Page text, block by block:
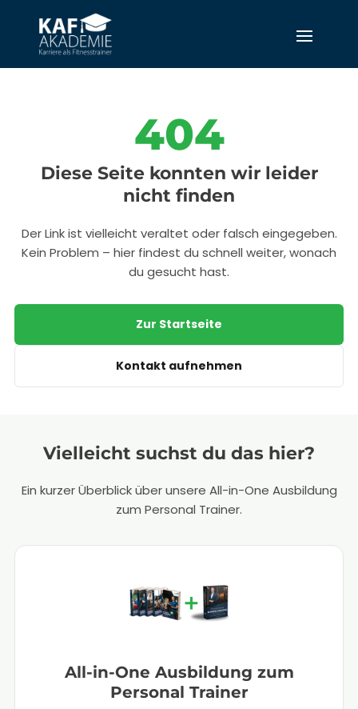
404
Diese Seite konnten wir leider
nicht finden
Der Link ist vielleicht veraltet oder falsch eingegeben.
Kein Problem – hier findest du schnell weiter, wonach
du gesucht hast.
Zur Startseite
Kontakt aufnehmen
Vielleicht suchst du das hier?
Ein kurzer Überblick über unsere All-in-One Ausbildung
zum Personal Trainer.
All-in-One Ausbildung zum
Personal Trainer